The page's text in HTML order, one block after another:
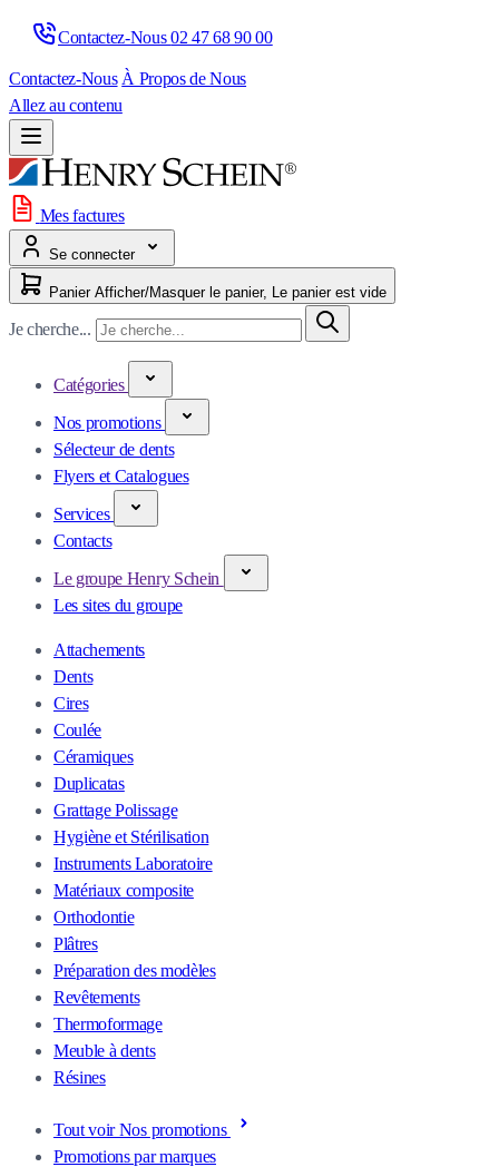
Contactez-Nous 02 47 68 90 00
Contactez-Nous À Propos de Nous
Allez au contenu
Mes factures
Se connecter
Panier Afficher/Masquer le panier, Le panier est vide
Je cherche...
Catégories
Nos promotions
Sélecteur de dents
Flyers et Catalogues
Services
Contacts
Le groupe Henry Schein
Les sites du groupe
Attachements
Dents
Cires
Coulée
Céramiques
Duplicatas
Grattage Polissage
Hygiène et Stérilisation
Instruments Laboratoire
Matériaux composite
Orthodontie
Plâtres
Préparation des modèles
Revêtements
Thermoformage
Meuble à dents
Résines
Tout voir Nos promotions
Promotions par marques